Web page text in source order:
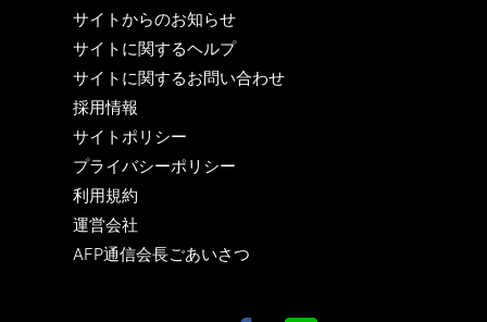
サイトからのお知らせ
サイトに関するヘルプ
サイトに関するお問い合わせ
採用情報
サイトポリシー
プライバシーポリシー
利用規約
運営会社
AFP通信会長ごあいさつ